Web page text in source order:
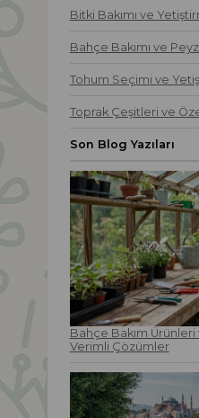
Bitki Bakımı ve
Bahçe Bakımı ve
Tohum Seçimi ve
Toprak Çeşitleri ve
Son Blog Yazıları
Bahçe Bakım Ürünleri
Verimli Çözümler